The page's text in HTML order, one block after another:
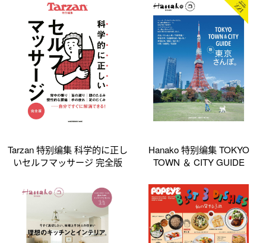
Tarzan 特别编集 科学的に正し
いセルフマッサージ 完全版
Hanako 特别编集 TOKYO
TOWN ＆ CITY GUIDE